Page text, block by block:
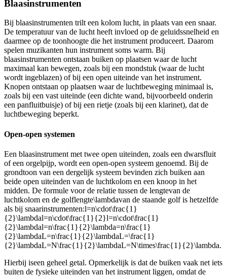
Blaasinstrumenten
Bij blaasinstrumenten trilt een kolom lucht, in plaats van een snaar.
De temperatuur van de lucht heeft invloed op de geluidssnelheid en
daarmee op de toonhoogte die het instrument produceert. Daarom
spelen muzikanten hun instrument soms warm. Bij
blaasinstrumenten ontstaan buiken op plaatsen waar de lucht
maximaal kan bewegen, zoals bij een mondstuk (waar de lucht
wordt ingeblazen) of bij een open uiteinde van het instrument.
Knopen ontstaan op plaatsen waar de luchtbeweging minimaal is,
zoals bij een vast uiteinde (een dichte wand, bijvoorbeeld onderin
een panfluitbuisje) of bij een rietje (zoals bij een klarinet), dat de
luchtbeweging beperkt.
Open-open systemen
Een blaasinstrument met twee open uiteinden, zoals een dwarsfluit
of een orgelpijp, wordt een open-open systeem genoemd. Bij de
grondtoon van een dergelijk systeem bevinden zich buiken aan
beide open uiteinden van de luchtkolom en een knoop in het
midden. De formule voor de relatie tussen de lengtevan de
luchtkolom en de golflengte\lambdavan de staande golf is hetzelfde
als bij snaarinstrumenten:l=n\cdot\frac{1}
{2}\lambdal=n\cdot\frac{1}{2}l=n\cdot\frac{1}
{2}\lambdal=n\frac{1}{2}\lambda=n\frac{1}
{2}\lambdaL=n\frac{1}{2}\lambdaL=\frac{1}
{2}\lambdaL=N\frac{1}{2}\lambdaL=N\times\frac{1}{2}\lambda.
Hierbij iseen geheel getal. Opmerkelijk is dat de buiken vaak net iets
buiten de fysieke uiteinden van het instrument liggen, omdat de